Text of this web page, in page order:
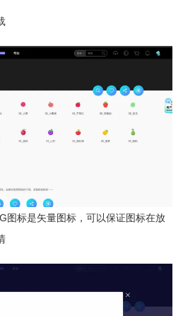
图标是矢量图标，可以保证图标在放